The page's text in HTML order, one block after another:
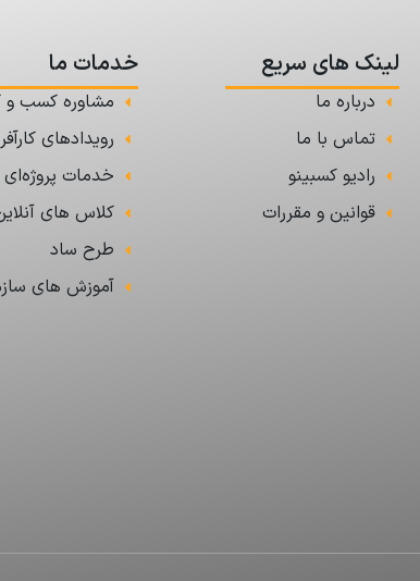
لینک های سریع
درباره ما
تماس با ما
رادیو کسبینو
قوانین و مقررات
خدمات ما
مشاوره کسب و
رویدادهای
خدمات پروژه‌ای
کلاس های
طرح ساد
آموزش های